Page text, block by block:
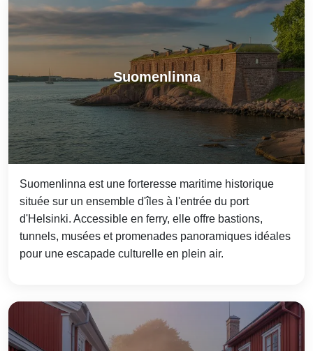
Suomenlinna
Suomenlinna est une forteresse maritime historique
située sur un ensemble d'îles à l'entrée du port
d'Helsinki. Accessible en ferry, elle offre bastions,
tunnels, musées et promenades panoramiques idéales
pour une escapade culturelle en plein air.